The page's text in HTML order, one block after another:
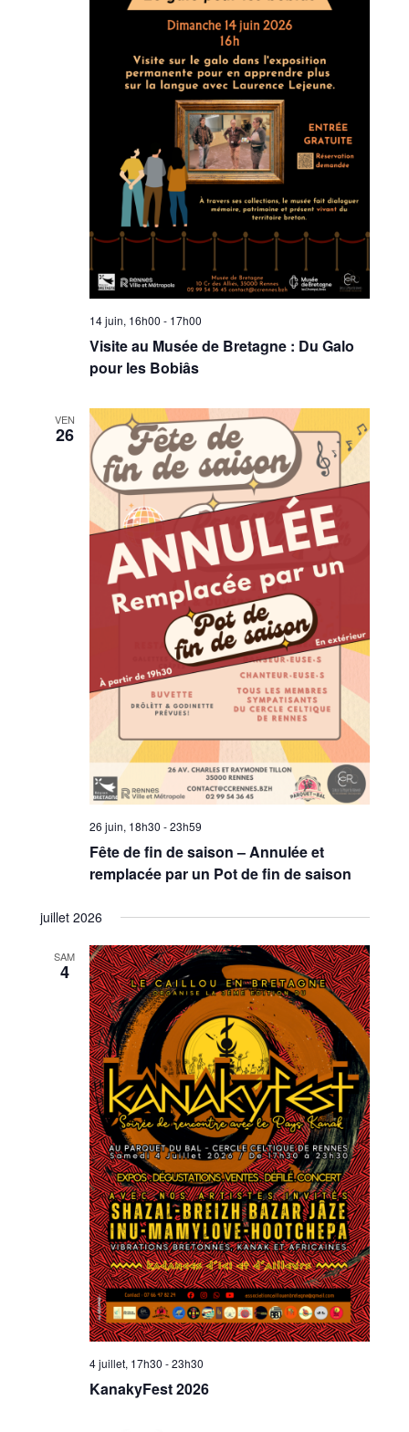
14 juin, 16h00 - 17h00
Visite au Musée de Bretagne : Du Galo
pour les Bobiâs
VEN
26
26 juin, 18h30 -23h59
Fête de fin de saison – Annulée et
remplacée par un Pot de fin de saison
juillet 2026
SAM
4
4 juillet, 17h30 -23h30
KanakyFest 2026